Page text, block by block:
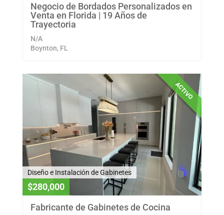
Negocio de Bordados Personalizados en
Venta en Florida | 19 Años de
Trayectoria
N/A
Boynton, FL
ACTIVO
Diseño e Instalación de Gabinetes
$280,000
Fabricante de Gabinetes de Cocina